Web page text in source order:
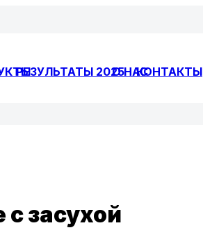
РЕЗУЛЬТАТЫ 2025О НАСКОНТАКТЫ
засухой